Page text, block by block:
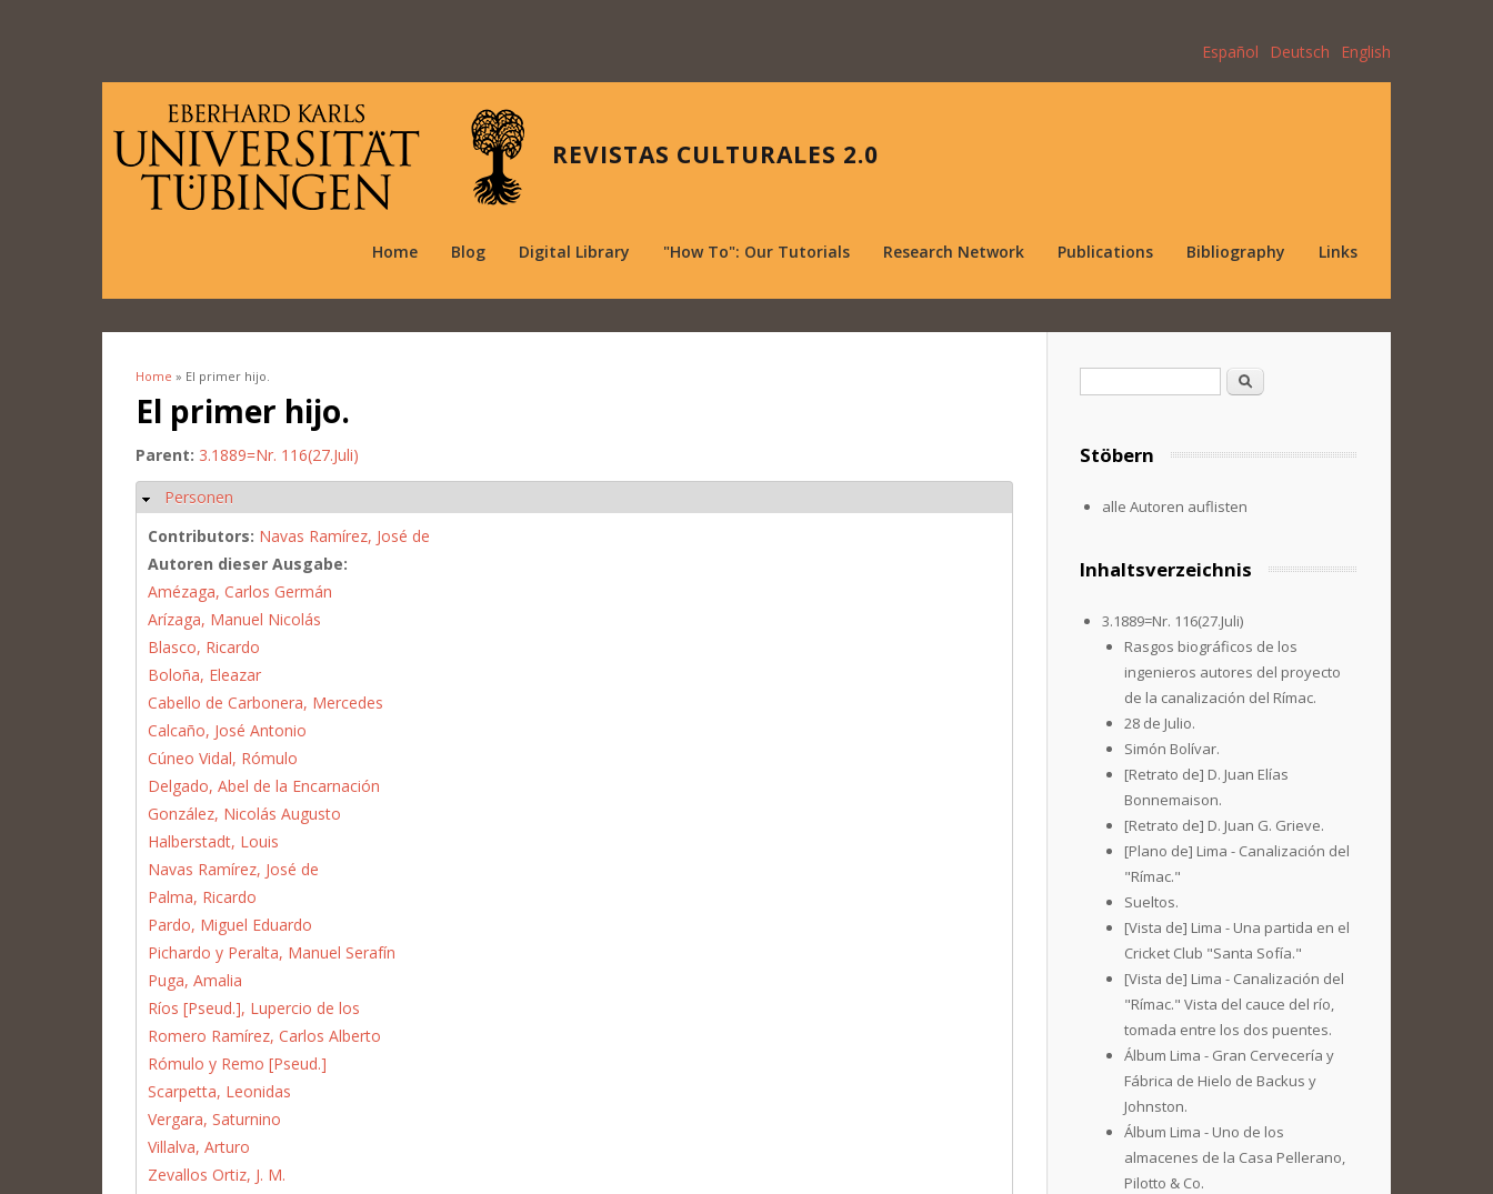
Español Deutsch English
REVISTAS CULTURALES 2.0
Home Blog Digital Library "How To": Our Tutorials Research Network Publications Bibliography Links
You are here
Home » El primer hijo.
El primer hijo.
Parent: 3.1889=Nr. 116(27.Juli)
Hide
Personen
Contributors: Navas Ramírez, José de
Autoren dieser Ausgabe:
Amézaga, Carlos Germán
Arízaga, Manuel Nicolás
Blasco, Ricardo
Boloña, Eleazar
Cabello de Carbonera, Mercedes
Calcaño, José Antonio
Cúneo Vidal, Rómulo
Delgado, Abel de la Encarnación
González, Nicolás Augusto
Halberstadt, Louis
Navas Ramírez, José de
Palma, Ricardo
Pardo, Miguel Eduardo
Pichardo y Peralta, Manuel Serafín
Puga, Amalia
Ríos [Pseud.], Lupercio de los
Romero Ramírez, Carlos Alberto
Rómulo y Remo [Pseud.]
Scarpetta, Leonidas
Vergara, Saturnino
Villalva, Arturo
Zevallos Ortiz, J. M.
Search
Stöbern
alle Autoren auflisten
Inhaltsverzeichnis
3.1889=Nr. 116(27.Juli)
Rasgos biográficos de los
ingenieros autores del proyecto
de la canalización del Rímac.
28 de Julio.
Simón Bolívar.
[Retrato de] D. Juan Elías
Bonnemaison.
[Retrato de] D. Juan G. Grieve.
[Plano de] Lima - Canalización del
"Rímac."
Sueltos.
[Vista de] Lima - Una partida en el
Cricket Club "Santa Sofía."
[Vista de] Lima - Canalización del
"Rímac." Vista del cauce del río,
tomada entre los dos puentes.
Álbum Lima - Gran Cervecería y
Fábrica de Hielo de Backus y
Johnston.
Álbum Lima - Uno de los
almacenes de la Casa Pellerano,
Pilotto & Co.